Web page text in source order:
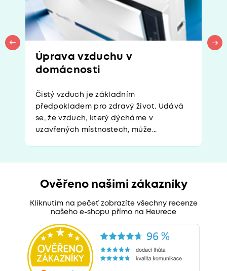
Úprava vzduchu v
domácnosti
Čistý vzduch je základním
předpokladem pro zdravý život. Udává
se, že vzduch, který dýcháme v
uzavřených místnostech, může...
Ověřeno našimi zákazníky
Kliknutím na pečeť zobrazíte všechny recenze
našeho e-shopu přímo na Heurece